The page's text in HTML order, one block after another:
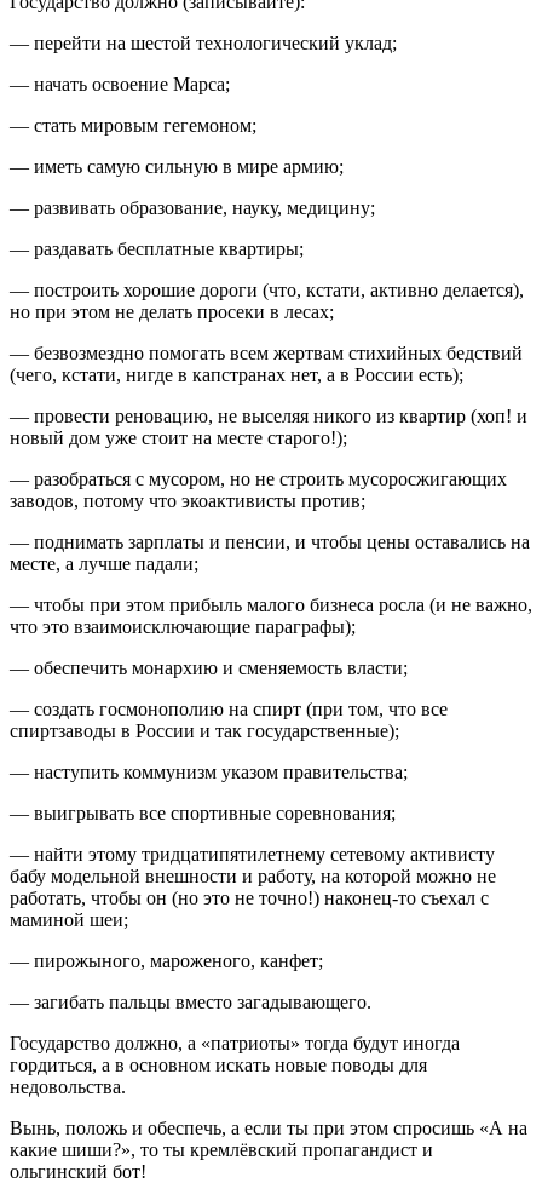
— перейти на шестой технологический уклад;
— начать освоение Марса;
— стать мировым гегемоном;
— иметь самую сильную в мире армию;
— развивать образование, науку, медицину;
— раздавать бесплатные квартиры;
— построить хорошие дороги (что, кстати, активно делается),
но при этом не делать просеки в лесах;
— безвозмездно помогать всем жертвам стихийных бедствий
(чего, кстати, нигде в капстранах нет, а в России есть);
— провести реновацию, не выселяя никого из квартир (хоп! и
новый дом уже стоит на месте старого!);
— разобраться с мусором, но не строить мусоросжигающих
заводов, потому что экоактивисты против;
— поднимать зарплаты и пенсии, и чтобы цены оставались на
месте, а лучше падали;
— чтобы при этом прибыль малого бизнеса росла (и не важно,
что это взаимоисключающие параграфы);
— обеспечить монархию и сменяемость власти;
— создать госмонополию на спирт (при том, что все
спиртзаводы в России и так государственные);
— наступить коммунизм указом правительства;
— выигрывать все спортивные соревнования;
— найти этому тридцатипятилетнему сетевому активисту
бабу модельной внешности и работу, на которой можно не
работать, чтобы он (но это не точно!) наконец-то съехал с
маминой шеи;
— пирожыного, мароженого, канфет;
— загибать пальцы вместо загадывающего.
Государство должно, а «патриоты» тогда будут иногда
гордиться, а в основном искать новые поводы для
недовольства.
Вынь, положь и обеспечь, а если ты при этом спросишь «А на
какие шиши?», то ты кремлёвский пропагандист и
ольгинский бот!